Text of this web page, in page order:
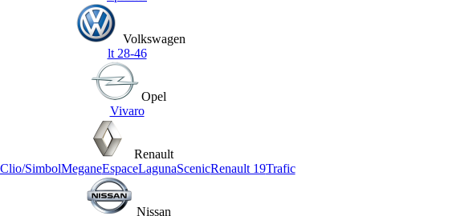
Volkswagen
lt 28-46
Opel
Vivaro
Renault
Clio/SimbolMeganeEspaceLagunaScenicRenault 19Trafic
Nissan